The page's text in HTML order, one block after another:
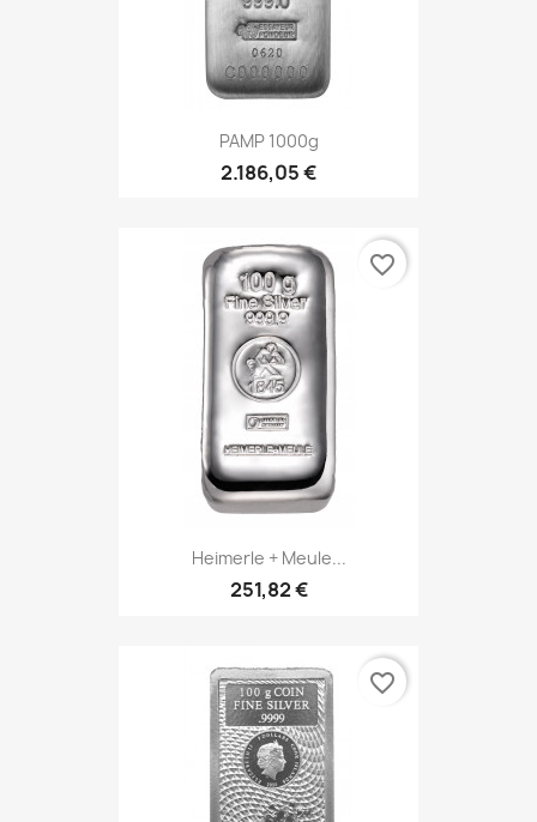
PAMP 1000g
2.186,05 €
Heimerle + Meule...
251,82 €
favorite_border
favorite_border